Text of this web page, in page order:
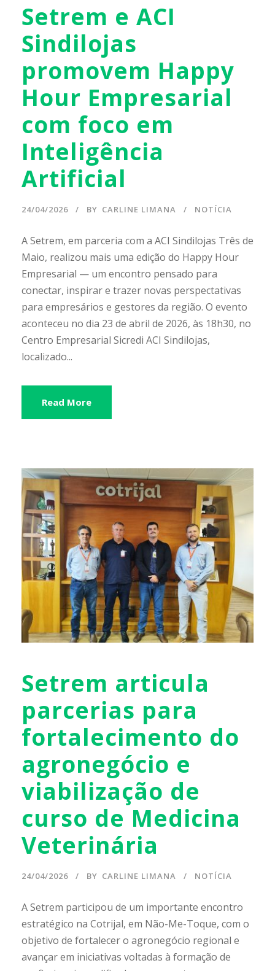
Setrem e ACI
Sindilojas
promovem Happy
Hour Empresarial
com foco em
Inteligência
Artificial
24/04/2026 BY CARLINE LIMANA NOTÍCIA
A Setrem, em parceria com a ACI Sindilojas Três de
Maio, realizou mais uma edição do Happy Hour
Empresarial — um encontro pensado para
conectar, inspirar e trazer novas perspectativas
para empresários e gestores da região. O evento
aconteceu no dia 23 de abril de 2026, às 18h30, no
Centro Empresarial Sicredi ACI Sindilojas,
localizado...
Read More
Setrem articula
parcerias para
fortalecimento do
agronegócio e
viabilização de
curso de Medicina
Veterinária
24/04/2026 BY CARLINE LIMANA NOTÍCIA
A Setrem participou de um importante encontro
estratégico na Cotrijal, em Não-Me-Toque, com o
objetivo de fortalecer o agronegócio regional e
avançar em iniciativas voltadas à formação de